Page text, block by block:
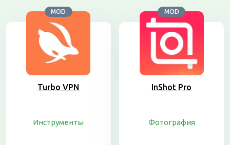
MOD
Turbo VPN
Инструменты
MOD
InShot Pro
Фотография